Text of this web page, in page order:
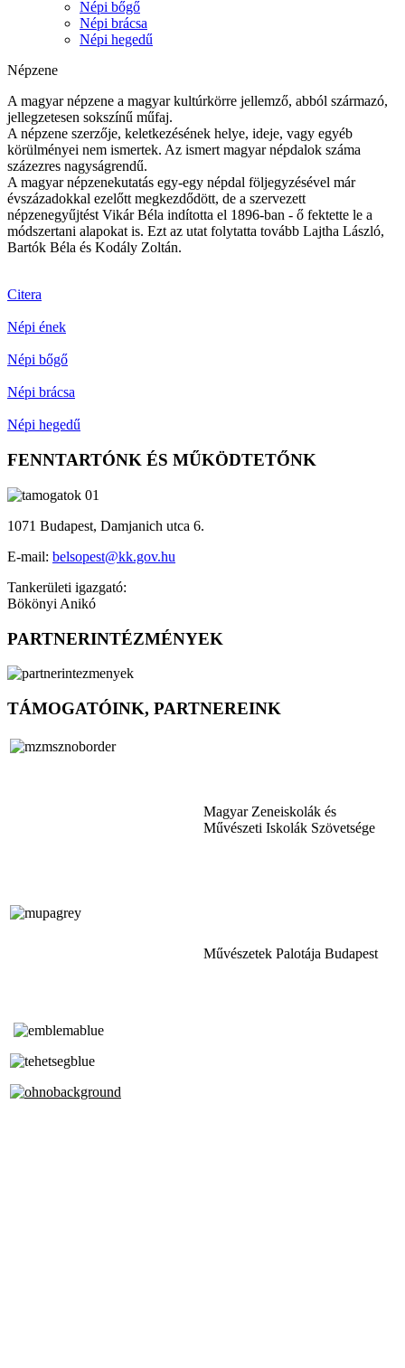
Népi bőgő
Népi brácsa
Népi hegedű
Népzene
A magyar népzene a magyar kultúrkörre jellemző, abból származó,
jellegzetesen sokszínű műfaj.
A népzene szerzője, keletkezésének helye, ideje, vagy egyéb
körülményei nem ismertek. Az ismert magyar népdalok száma
százezres nagyságrendű.
A magyar népzenekutatás egy-egy népdal följegyzésével már
évszázadokkal ezelőtt megkezdődött, de a szervezett
népzenegyűjtést Vikár Béla indította el 1896-ban - ő fektette le a
módszertani alapokat is. Ezt az utat folytatta tovább Lajtha László,
Bartók Béla és Kodály Zoltán.
Citera
Népi ének
Népi bőgő
Népi brácsa
Népi hegedű
FENNTARTÓNK ÉS MŰKÖDTETŐNK
1071 Budapest, Damjanich utca 6.
E-mail: belsopest@kk.gov.hu
Tankerületi igazgató:
Bökönyi Anikó
PARTNERINTÉZMÉNYEK
TÁMOGATÓINK, PARTNEREINK
Magyar Zeneiskolák és
Művészeti Iskolák Szövetsége
Művészetek Palotája Budapest